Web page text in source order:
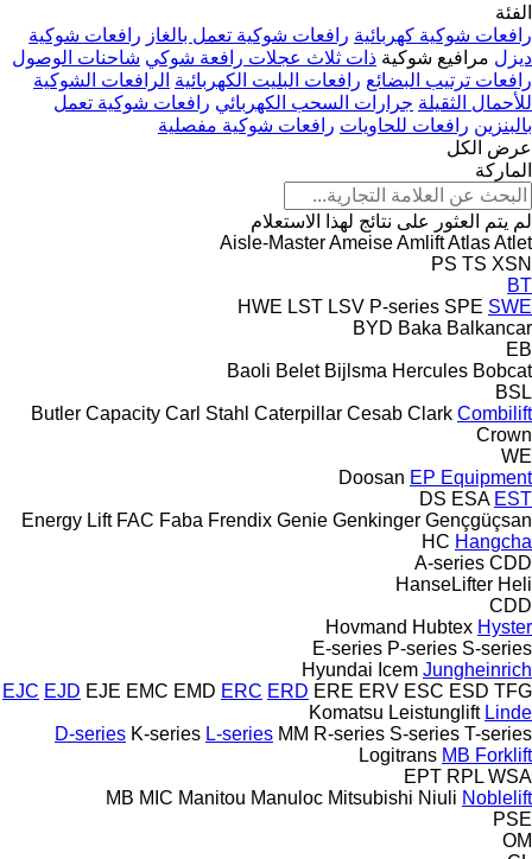
الفئة
رافعات شوكية كهربائية رافعات شوكية تعمل بالغاز رافعات شوكية
ديزل مرافيع شوكية ذات ثلاث عجلات رافعة شوكي شاحنات الوصول
رافعات ترتيب البضائع رافعات البليت الكهربائية الرافعات الشوكية
للأحمال الثقيلة جرارات السحب الكهربائي رافعات شوكية تعمل
بالبنزين رافعات للحاويات رافعات شوكية مفصلية
عرض الكل
الماركة
لم يتم العثور على نتائج لهذا الاستعلام
Aisle-MasterAmeiseAmliftAtlasAtlet
PS TS XSN
BT
HWE LST LSV P-series SPE SWE
BYD Baka Balkancar
EB
Baoli Belet Bijlsma Hercules Bobcat
BSL
Butler Capacity Carl Stahl Caterpillar Cesab Clark Combilift
Crown
WE
Doosan EP Equipment
DS ESA EST
Energy Lift FAC Faba Frendix Genie Genkinger Gençgüçsan
HC Hangcha
A-series CDD
HanseLifter Heli
CDD
Hovmand Hubtex Hyster
E-series P-series S-series
Hyundai Icem Jungheinrich
EJC EJD EJE EMC EMD ERC ERD ERE ERV ESC ESD TFG
Komatsu Leistunglift Linde
D-series K-series L-series MM R-series S-series T-series
Logitrans MB Forklift
EPT RPL WSA
MB MIC Manitou Manuloc Mitsubishi Niuli Noblelift
PSE
OM